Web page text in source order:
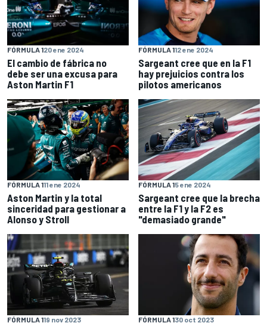
FÓRMULA 120 ene 2024
El cambio de fábrica no
debe ser una excusa para
Aston Martin F1
FÓRMULA 112 ene 2024
Sargeant cree que en la F1
hay prejuicios contra los
pilotos americanos
FÓRMULA 111 ene 2024
Aston Martin y la total
sinceridad para gestionar a
Alonso y Stroll
FÓRMULA 15 ene 2024
Sargeant cree que la brecha
entre la F1 y la F2 es
"demasiado grande"
FÓRMULA 119 nov 2023 FÓRMULA 130 oct 2023